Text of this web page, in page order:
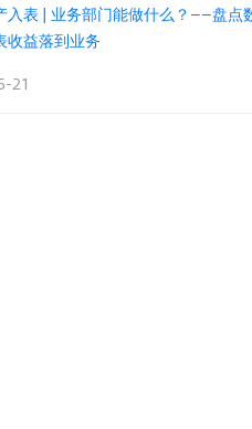
入表 | 业务部门能做什么？——盘点
收益落到业务
21